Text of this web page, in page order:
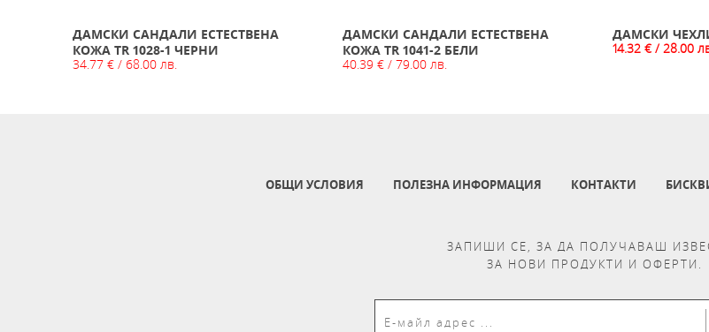
ДАМСКИ САНДАЛИ ЕСТЕСТВЕНА
КОЖА TR 1028-1 ЧЕРНИ
34.77 € / 68.00 лв.
ДАМСКИ САНДАЛИ ЕСТЕСТВЕНА
КОЖА TR 1041-2 БЕЛИ
40.39 € / 79.00 лв.
ДАМСКИ
14.32 € / 28.00
ОБЩИ УСЛОВИЯ ПОЛЕЗНА ИНФОРМАЦИЯ КОНТАКТИ
ЗАПИШИ СЕ, ЗА ДА ПОЛУЧАВАШ
ЗА НОВИ ПРОДУКТИ И ОФЕРТИ.